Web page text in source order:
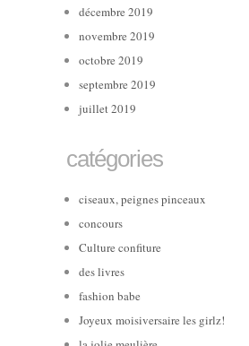
décembre 2019
novembre 2019
octobre 2019
septembre 2019
juillet 2019
catégories
ciseaux, peignes pinceaux
concours
Culture confiture
des livres
fashion babe
Joyeux moisiversaire les girlz!